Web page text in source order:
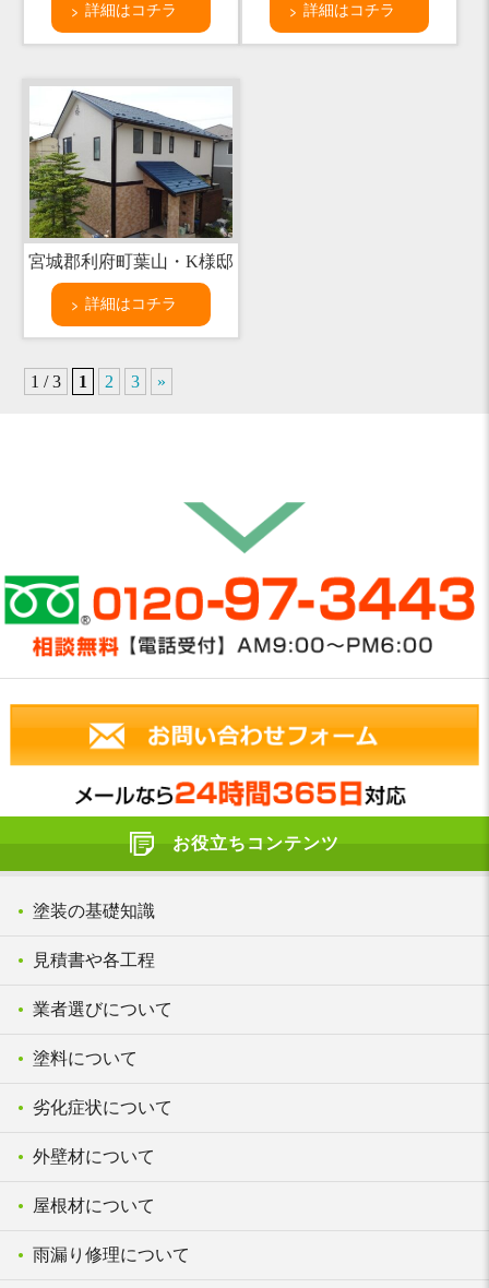
詳細はコチラ 詳細はコチラ
宮城郡利府町葉山・K様邸
詳細はコチラ
1 / 3 1 2 3 »
お役立ちコンテンツ
塗装の基礎知識
見積書や各工程
業者選びについて
塗料について
劣化症状について
外壁材について
屋根材について
雨漏り修理について